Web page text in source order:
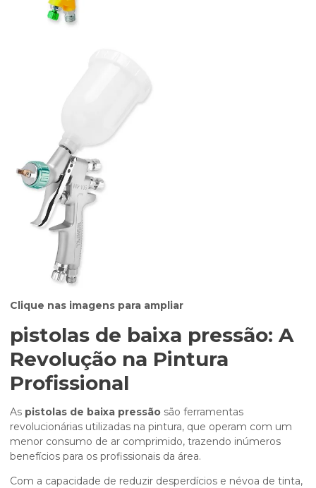
Clique nas imagens para ampliar
pistolas de baixa pressão: A
Revolução na Pintura
Profissional
As pistolas de baixa pressão são ferramentas
revolucionárias utilizadas na pintura, que operam com um
menor consumo de ar comprimido, trazendo inúmeros
benefícios para os profissionais da área.
Com a capacidade de reduzir desperdícios e névoa de tinta,